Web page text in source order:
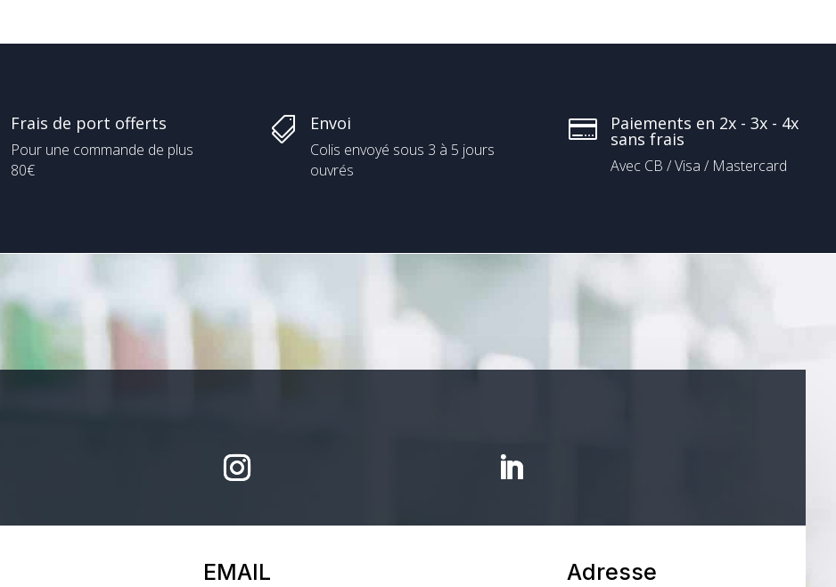
Frais de port offerts
Pour une commande de plus
80€
 Envoi
Colis envoyé sous 3 à 5 jours
ouvrés
 Paiements en 2x - 3x - 4x
sans frais
Avec CB / Visa / Mastercard
EMAIL Adresse